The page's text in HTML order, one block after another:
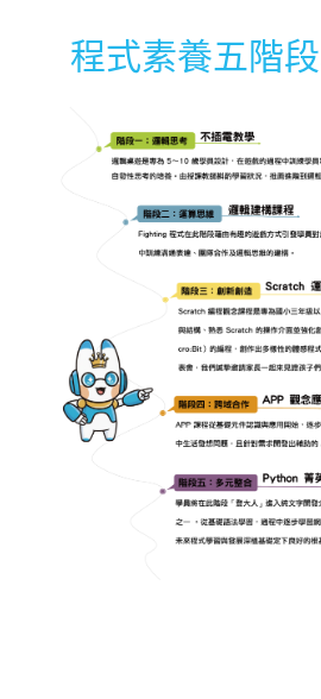
程式素養五階